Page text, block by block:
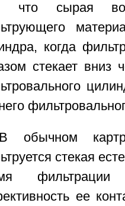
что сырая
когда
стекает вниз
В обычном
стекая
ее